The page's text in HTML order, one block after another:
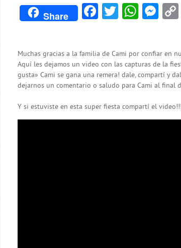
Share Facebook
Twitter
Muchas gracias a la familia de Cami por confiar en
Aquí les dejamos un video con las capturas de la
gusta» Cami se gana una remera! dale, compartí y
dejarnos un comentario o saludo para Cami al final
Y si estuviste en esta super fiesta compartí el video!!!